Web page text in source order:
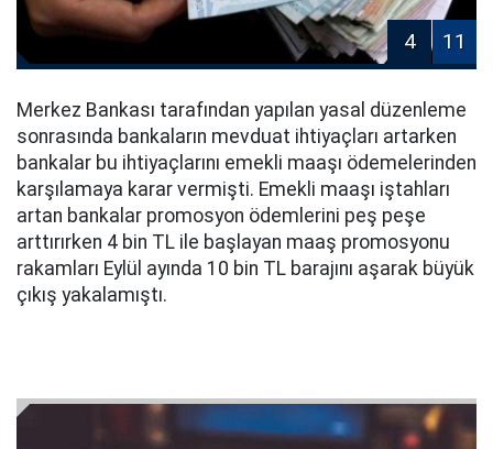
4 11
Merkez Bankası tarafından yapılan yasal düzenleme
sonrasında bankaların mevduat ihtiyaçları artarken
bankalar bu ihtiyaçlarını emekli maaşı ödemelerinden
karşılamaya karar vermişti. Emekli maaşı iştahları
artan bankalar promosyon ödemlerini peş peşe
arttırırken 4 bin TL ile başlayan maaş promosyonu
rakamları Eylül ayında 10 bin TL barajını aşarak büyük
çıkış yakalamıştı.